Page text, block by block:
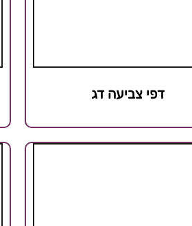
דפי צביעה דג